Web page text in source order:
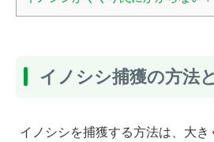
イノシシ捕獲の方法
イノシシを捕獲する方法は、 大き